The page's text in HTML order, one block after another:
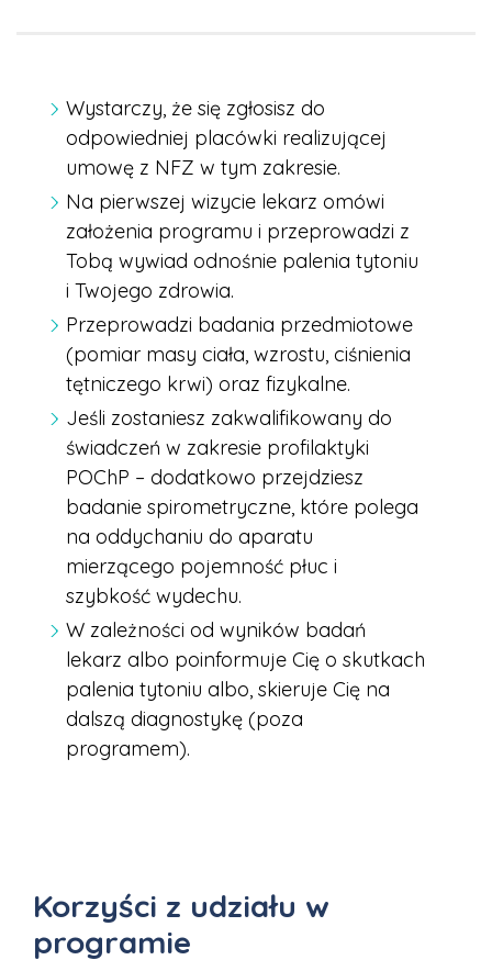
Wystarczy, że się zgłosisz do
odpowiedniej placówki realizującej
umowę z NFZ w tym zakresie.
Na pierwszej wizycie lekarz omówi
założenia programu i przeprowadzi z
Tobą wywiad odnośnie palenia tytoniu
i Twojego zdrowia.
Przeprowadzi badania przedmiotowe
(pomiar masy ciała, wzrostu, ciśnienia
tętniczego krwi) oraz fizykalne.
Jeśli zostaniesz zakwalifikowany do
świadczeń w zakresie profilaktyki
POChP – dodatkowo przejdziesz
badanie spirometryczne, które polega
na oddychaniu do aparatu
mierzącego pojemność płuc i
szybkość wydechu.
W zależności od wyników badań
lekarz albo poinformuje Cię o skutkach
palenia tytoniu albo, skieruje Cię na
dalszą diagnostykę (poza
programem).
Korzyści z udziału w
programie